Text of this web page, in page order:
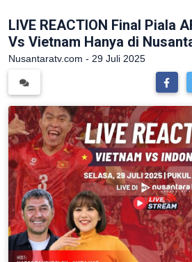
LIVE REACTION Final Piala
Vs Vietnam Hanya di
Nusantaratv.com - 29 Juli 2025